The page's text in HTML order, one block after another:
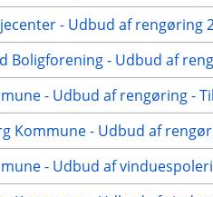
- Udbud af rengøring
Boligforening - Udbud af
- Udbud af rengøring -
Kommune - Udbud af
- Udbud af